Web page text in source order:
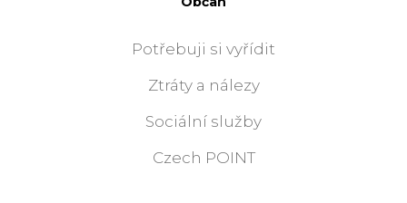
Potřebuji si vyřídit
Ztráty a nálezy
Sociální služby
Czech POINT